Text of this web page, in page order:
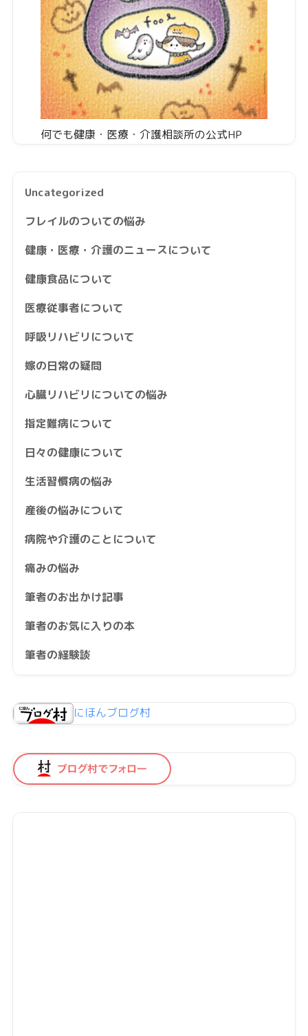
何でも健康・医療・介護相談所の公式HP
Uncategorized
フレイルのついての悩み
健康・医療・介護のニュースについて
健康食品について
医療従事者について
呼吸リハビリについて
嫁の日常の疑問
心臓リハビリについての悩み
指定難病について
日々の健康について
生活習慣病の悩み
産後の悩みについて
病院や介護のことについて
痛みの悩み
筆者のお出かけ記事
筆者のお気に入りの本
筆者の経験談
にほんブログ村